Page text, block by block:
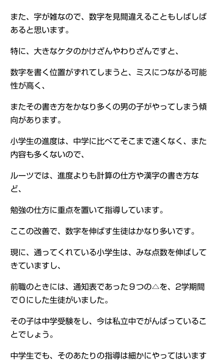
また、字が雑なので、数字を見間違えることもしばしば
あると思います。
特に、大きなケタのかけざんやわりざんですと、
数字を書く位置がずれてしまうと、ミスにつながる可能
性が高く、
またその書き方をかなり多くの男の子がやってしまう傾
向があります。
小学生の進度は、中学に比べてそこまで速くなく、また
内容も多くないので、
ルーツでは、進度よりも計算の仕方や漢字の書き方な
ど、
勉強の仕方に重点を置いて指導しています。
ここの改善で、数字を伸ばす生徒はかなり多いです。
現に、通ってくれている小学生は、みな点数を伸ばして
きていますし、
前職のときには、通知表であった９つの△を、2学期間
で０にした生徒がいました。
その子は中学受験をし、今は私立中でがんばっているこ
とでしょう。
中学生でも、そのあたりの指導は細かにやってはいます